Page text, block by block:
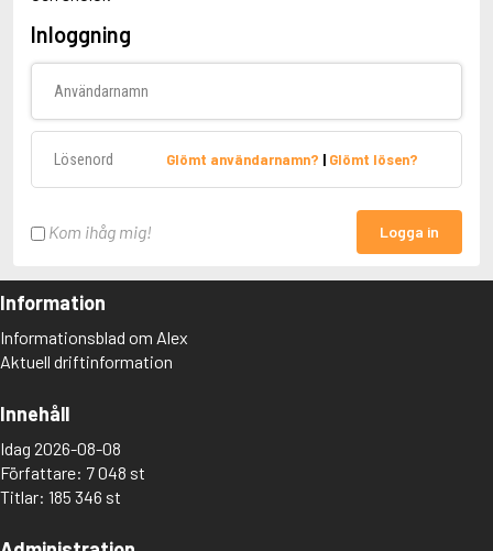
Inloggning
Glömt användarnamn? | Glömt lösen?
Kom ihåg mig! Logga in
Information
Informationsblad om Alex
Aktuell driftinformation
Innehåll
Idag 2026-08-08
Författare: 7 048 st
Titlar: 185 346 st